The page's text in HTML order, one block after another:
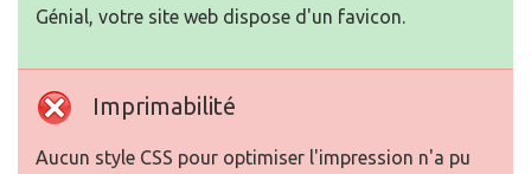
Génial, votre site web dispose d'un favicon.
Imprimabilité
Aucun style CSS pour optimiser l'impression n'a pu